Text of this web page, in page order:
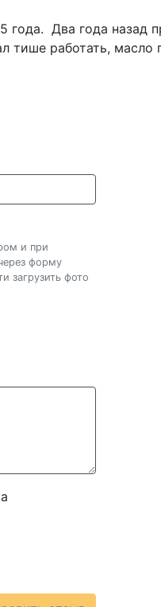
года. Два года назад
тише работать,
и при
форму
загрузить фото